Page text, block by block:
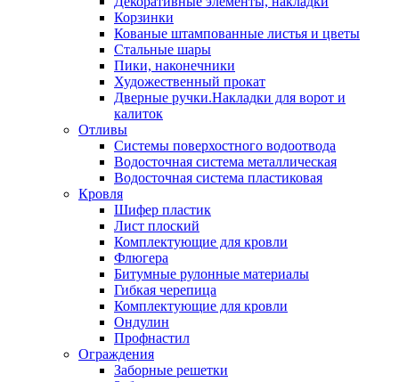
Корзинки
Кованые штампованные листья и цветы
Стальные шары
Пики, наконечники
Художественный прокат
Дверные ручки.Накладки для ворот и
калиток
Отливы
Системы поверхостного водоотвода
Водосточная система металлическая
Водосточная система пластиковая
Кровля
Шифер пластик
Лист плоский
Комплектующие для кровли
Флюгера
Битумные рулонные материалы
Гибкая черепица
Комплектующие для кровли
Ондулин
Профнастил
Ограждения
Заборные решетки